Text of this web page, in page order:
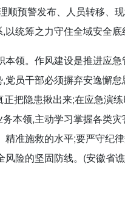
顺预警发布、人员转移、
统筹之力守住全域安全底
本领。 作风建设是推进应
员干部必须摒弃安逸懈
把隐患揪出来;在应急演
本领,主动学习掌握各类
准施救的水平;要严守纪
险的坚固防线。(安徽省